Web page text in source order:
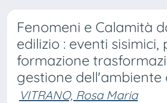
Fenomeni e Calamità
edilizio : eventi sisimici,
formazione
gestione dell'ambiente
VITRANO, Rosa Maria